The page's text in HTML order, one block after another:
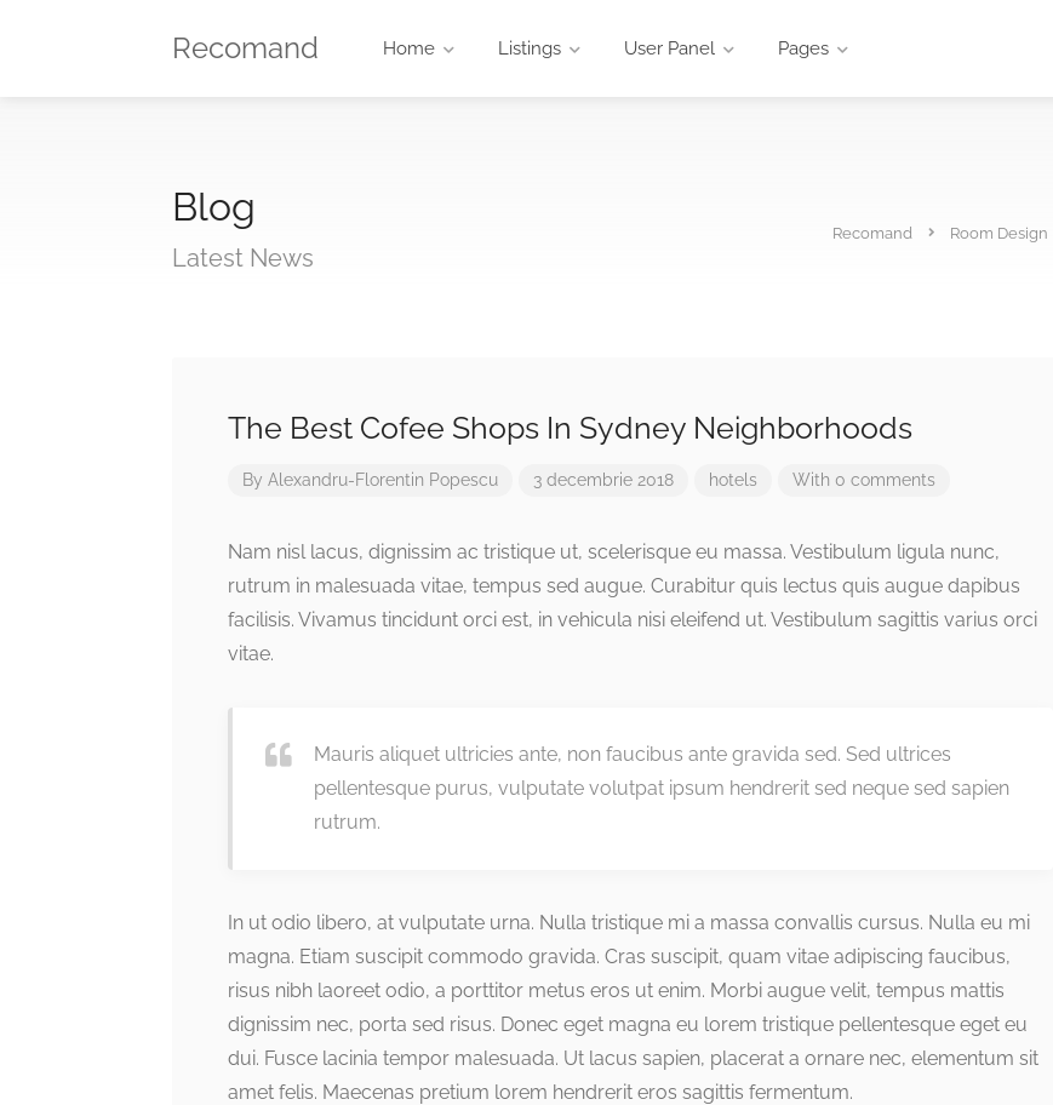
Recomand Home Listings User Panel Pages
Blog
Latest News
Recomand Room Design
The Best Cofee Shops In Sydney Neighborhoods
By Alexandru-Florentin Popescu 3 decembrie 2018 hotels With 0 comments
Nam nisl lacus, dignissim ac tristique ut, scelerisque eu massa. Vestibulum ligula nunc,
rutrum in malesuada vitae, tempus sed augue. Curabitur quis lectus quis augue dapibus
facilisis. Vivamus tincidunt orci est, in vehicula nisi eleifend ut. Vestibulum sagittis varius orci
vitae.
Mauris aliquet ultricies ante, non faucibus ante gravida sed. Sed ultrices
pellentesque purus, vulputate volutpat ipsum hendrerit sed neque sed sapien
rutrum.
In ut odio libero, at vulputate urna. Nulla tristique mi a massa convallis cursus. Nulla eu mi
magna. Etiam suscipit commodo gravida. Cras suscipit, quam vitae adipiscing faucibus,
risus nibh laoreet odio, a porttitor metus eros ut enim. Morbi augue velit, tempus mattis
dignissim nec, porta sed risus. Donec eget magna eu lorem tristique pellentesque eget eu
dui. Fusce lacinia tempor malesuada. Ut lacus sapien, placerat a ornare nec, elementum sit
amet felis. Maecenas pretium lorem hendrerit eros sagittis fermentum.